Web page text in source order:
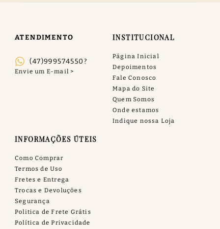
ATENDIMENTO
(47)999574550?
INSTITUCIONAL
Página Inicial
Depoimentos
Fale Conosco
Mapa do Site
Quem Somos
Onde estamos
Indique nossa Loja
INFORMAÇÕES ÚTEIS
Como Comprar
Termos de Uso
Fretes e Entrega
Trocas e Devoluções
Segurança
Politica de Frete Grátis
Política de Privacidade